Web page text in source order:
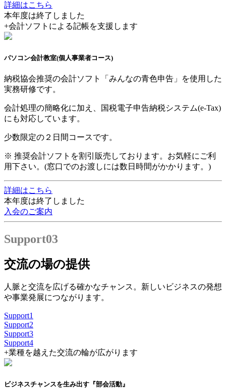
詳細はこちら
本年度は終了しました
+会計ソフトによる記帳を支援します
パソコン会計教室(個人事業者コース)
納税協会推奨の会計ソフト「みんなの青色申告」を使用した
実務研修です。
会計処理の簡略化に加え、国税電子申告納税システム(e-Tax)
にも対応しています。
少数限定の２日間コースです。
※ 推奨会計ソフトを割引販売しております。お気軽にご利
用下さい。 (窓口でのお渡しには数日時間がかかります。)
詳細はこちら
本年度は終了しました
入会のご案内
Support03
交流の場の提供
人脈と交流を広げる確かなチャンス。新しいビジネスの発想
や事業発展につながります。
Support1
Support2
Support3
Support4
+業種を越えた交流の輪が広がります
ビジネスチャンスを生み出す『部会活動』